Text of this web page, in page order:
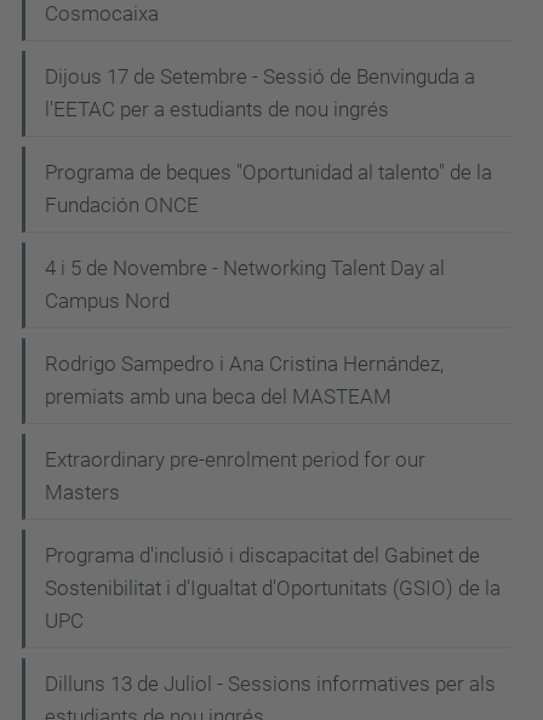
Cosmocaixa
Dijous 17 de Setembre - Sessió de Benvinguda a
l'EETAC per a estudiants de nou ingrés
Programa de beques "Oportunidad al talento" de la
Fundación ONCE
4 i 5 de Novembre - Networking Talent Day al
Campus Nord
Rodrigo Sampedro i Ana Cristina Hernández,
premiats amb una beca del MASTEAM
Extraordinary pre-enrolment period for our
Masters
Programa d'inclusió i discapacitat del Gabinet de
Sostenibilitat i d'Igualtat d'Oportunitats (GSIO) de la
UPC
Dilluns 13 de Juliol - Sessions informatives per als